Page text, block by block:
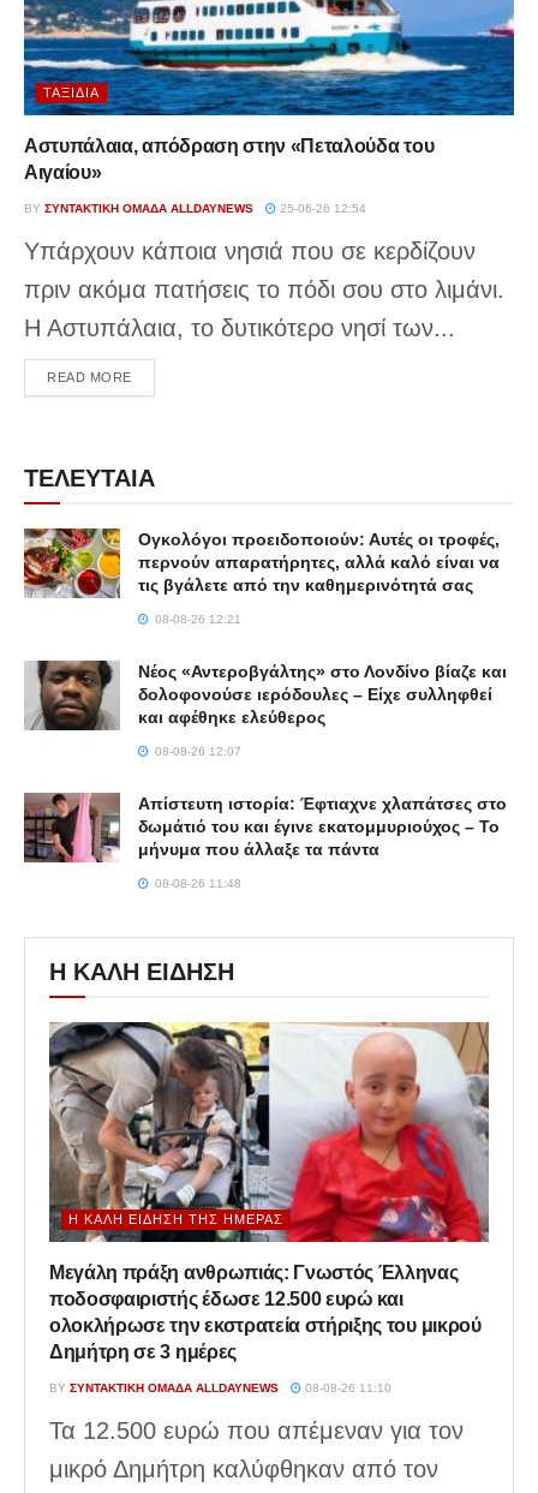
ΤΑΞΊΔΙΑ
Αστυπάλαια, απόδραση στην «Πεταλούδα του
Αιγαίου»
BY ΣΥΝΤΑΚΤΙΚΉ ΟΜΆΔΑ ALLDAYNEWS 25-06-26 12:54
Υπάρχουν κάποια νησιά που σε κερδίζουν
πριν ακόμα πατήσεις το πόδι σου στο λιμάνι.
Η Αστυπάλαια, το δυτικότερο νησί των...
READ MOREDETAILS
ΤΕΛΕΥΤΑΙΑ
Ογκολόγοι προειδοποιούν: Αυτές οι τροφές,
περνούν απαρατήρητες, αλλά καλό είναι να
τις βγάλετε από την καθημερινότητά σας
08-08-26 12:21
Νέος «Αντεροβγάλτης» στο Λονδίνο βίαζε και
δολοφονούσε ιερόδουλες – Είχε συλληφθεί
και αφέθηκε ελεύθερος
08-08-26 12:07
Απίστευτη ιστορία: Έφτιαχνε χλαπάτσες στο
δωμάτιό του και έγινε εκατομμυριούχος – Το
μήνυμα που άλλαξε τα πάντα
08-08-26 11:48
Η ΚΑΛΗ ΕΙΔΗΣΗ
Η ΚΑΛΉ ΕΊΔΗΣΗ ΤΗΣ ΗΜΈΡΑΣ
Μεγάλη πράξη ανθρωπιάς: Γνωστός Έλληνας
ποδοσφαιριστής έδωσε 12.500 ευρώ και
ολοκλήρωσε την εκστρατεία στήριξης του μικρού
Δημήτρη σε 3 ημέρες
BY ΣΥΝΤΑΚΤΙΚΉ ΟΜΆΔΑ ALLDAYNEWS 08-08-26 11:10
Τα 12.500 ευρώ που απέμεναν για τον
μικρό Δημήτρη καλύφθηκαν από τον